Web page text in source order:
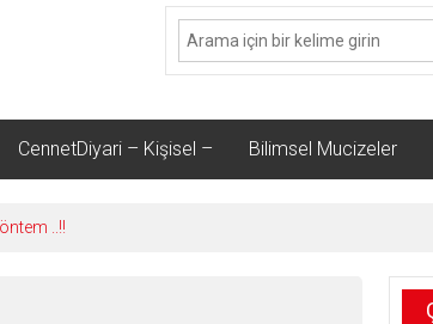
CennetDiyari – Kişisel – Bilimsel Mucizeler
..!!